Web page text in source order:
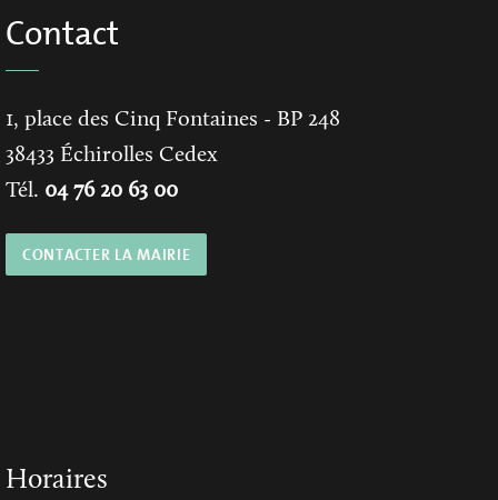
Contact
1, place des Cinq Fontaines - BP 248
38433 Échirolles Cedex
Tél. 04 76 20 63 00
CONTACTER LA MAIRIE
Horaires